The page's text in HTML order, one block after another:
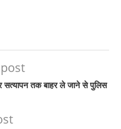
सत्यापन तक बाहर ले जाने से पुलिस